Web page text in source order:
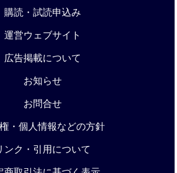
購読・試読申込み
運営ウェブサイト
広告掲載について
お知らせ
お問合せ
・個人情報などの方針
ンク・引用について